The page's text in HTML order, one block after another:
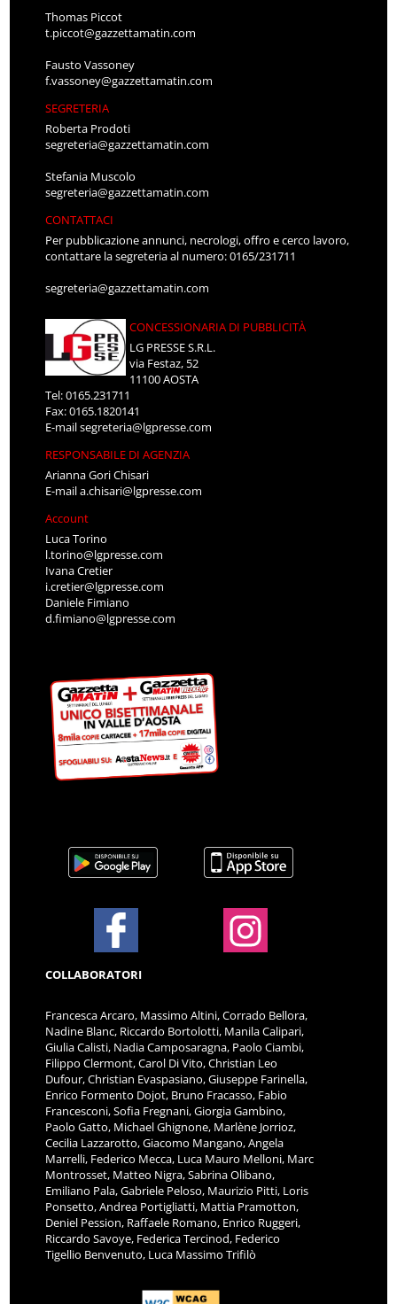
Thomas Piccot
t.piccot@gazzettamatin.com
Fausto Vassoney
f.vassoney@gazzettamatin.com
SEGRETERIA
Roberta Prodoti
segreteria@gazzettamatin.com
Stefania Muscolo
segreteria@gazzettamatin.com
CONTATTACI
Per pubblicazione annunci, necrologi, offro e cerco lavoro,
contattare la segreteria al numero: 0165/231711
segreteria@gazzettamatin.com
CONCESSIONARIA DI PUBBLICITÀ
LG PRESSE S.R.L.
via Festaz, 52
11100 AOSTA
Tel: 0165.231711
Fax: 0165.1820141
E-mailsegreteria@lgpresse.com
RESPONSABILE DI AGENZIA
Arianna Gori Chisari
E-maila.chisari@lgpresse.com
Account
Luca Torino
l.torino@lgpresse.com
Ivana Cretier
i.cretier@lgpresse.com
Daniele Fimiano
d.fimiano@lgpresse.com
COLLABORATORI
Francesca Arcaro, Massimo Altini, Corrado Bellora,
Nadine Blanc, Riccardo Bortolotti, Manila Calipari,
Giulia Calisti, Nadia Camposaragna, Paolo Ciambi,
Filippo Clermont, Carol Di Vito, Christian Leo
Dufour, Christian Evaspasiano, Giuseppe Farinella,
Enrico Formento Dojot, Bruno Fracasso, Fabio
Francesconi, Sofia Fregnani, Giorgia Gambino,
Paolo Gatto, Michael Ghignone, Marlène Jorrioz,
Cecilia Lazzarotto, Giacomo Mangano, Angela
Marrelli, Federico Mecca, Luca Mauro Melloni, Marc
Montrosset, Matteo Nigra, Sabrina Olibano,
Emiliano Pala, Gabriele Peloso, Maurizio Pitti, Loris
Ponsetto, Andrea Portigliatti, Mattia Pramotton,
Deniel Pession, Raffaele Romano, Enrico Ruggeri,
Riccardo Savoye, Federica Tercinod, Federico
Tigellio Benvenuto, Luca Massimo Trifilò